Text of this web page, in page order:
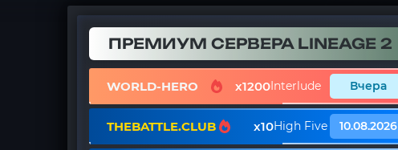
ПРЕМИУМ СЕРВЕРА LINEAGE 2
WORLD-HERO x1200Interlude Вчера
THEBATTLE.CLUB x10High Five 10.08.2026